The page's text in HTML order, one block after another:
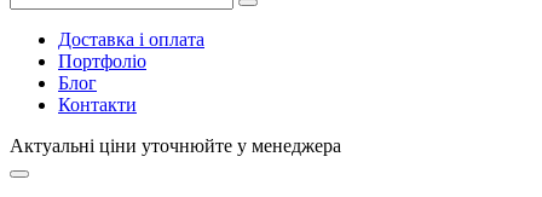
Доставка і оплата
Портфоліо
Блог
Контакти
Актуальні ціни уточнюйте у менеджера